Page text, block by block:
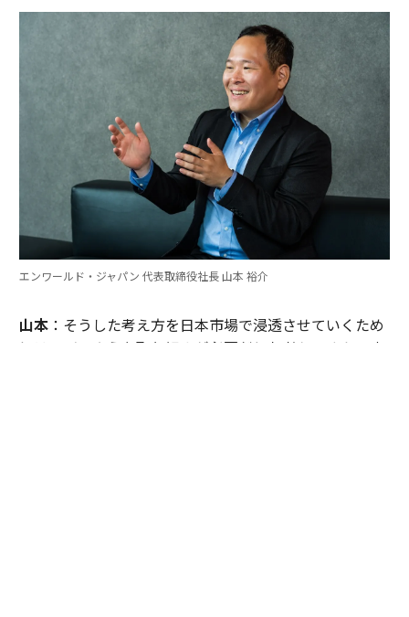
エンワールド・ジャパン 代表取締役社長 山本 裕介
山本：そうした考え方を日本市場で浸透させていくため
には、どのような取り組みが必要だとお考えですか。ま